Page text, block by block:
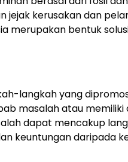
kerusakan dan
merupakan bentuk
langkah yang
masalah atau memiliki
dapat mencakup
keuntungan daripada